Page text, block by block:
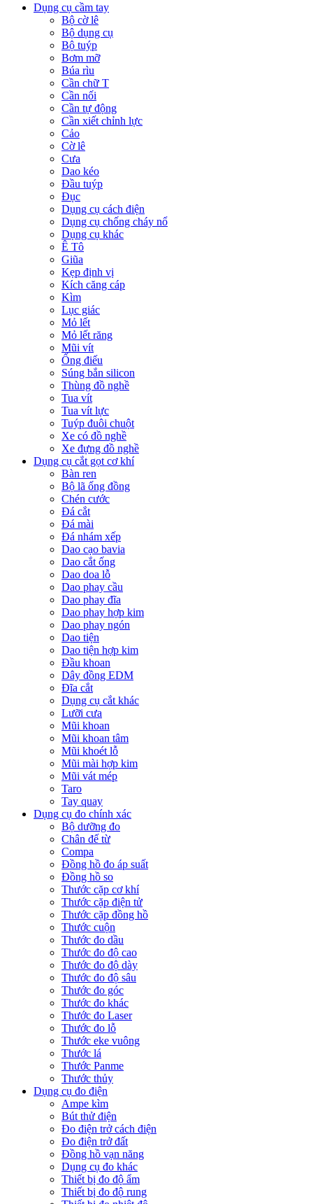
Dụng cụ cầm tay
Bộ cờ lê
Bộ dụng cụ
Bộ tuýp
Bơm mỡ
Búa rìu
Cần chữ T
Cần nối
Cần tự động
Cần xiết chỉnh lực
Cảo
Cờ lê
Cưa
Dao kéo
Đầu tuýp
Đục
Dụng cụ cách điện
Dụng cụ chống cháy nổ
Dụng cụ khác
Ê Tô
Giũa
Kẹp định vị
Kích căng cáp
Kìm
Lục giác
Mỏ lết
Mỏ lết răng
Mũi vít
Ống điếu
Súng bắn silicon
Thùng đồ nghề
Tua vít
Tua vít lực
Tuýp đuôi chuột
Xe có đồ nghề
Xe đựng đồ nghề
Dụng cụ cắt gọt cơ khí
Bàn ren
Bộ lã ống đồng
Chén cước
Đá cắt
Đá mài
Đá nhám xếp
Dao cạo bavia
Dao cắt ống
Dao doa lỗ
Dao phay cầu
Dao phay đĩa
Dao phay hợp kim
Dao phay ngón
Dao tiện
Dao tiện hợp kim
Đầu khoan
Dây đồng EDM
Đĩa cắt
Dụng cụ cắt khác
Lưỡi cưa
Mũi khoan
Mũi khoan tâm
Mũi khoét lỗ
Mũi mài hợp kim
Mũi vát mép
Taro
Tay quay
Dụng cụ đo chính xác
Bộ dưỡng đo
Chân đế từ
Compa
Đồng hồ đo áp suất
Đồng hồ so
Thước cặp cơ khí
Thước cặp điện tử
Thước cặp đồng hồ
Thước cuộn
Thước đo dầu
Thước đo độ cao
Thước đo độ dày
Thước đo độ sâu
Thước đo góc
Thước đo khác
Thước đo Laser
Thước đo lỗ
Thước eke vuông
Thước lá
Thước Panme
Thước thủy
Dụng cụ đo điện
Ampe kìm
Bút thử điện
Đo điện trở cách điện
Đo điện trở đất
Đồng hồ vạn năng
Dụng cụ đo khác
Thiết bị đo độ ẩm
Thiết bị đo độ rung